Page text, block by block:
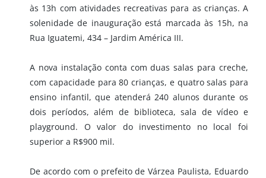
às 13h com atividades recreativas para as crianças. A
solenidade de inauguração está marcada às 15h, na
Rua Iguatemi, 434 – Jardim América III.
A nova instalação conta com duas salas para creche,
com capacidade para 80 crianças, e quatro salas para
ensino infantil, que atenderá 240 alunos durante os
dois períodos, além de biblioteca, sala de vídeo e
playground. O valor do investimento no local foi
superior a R$900 mil.
De acordo com o prefeito de Várzea Paulista, Eduardo